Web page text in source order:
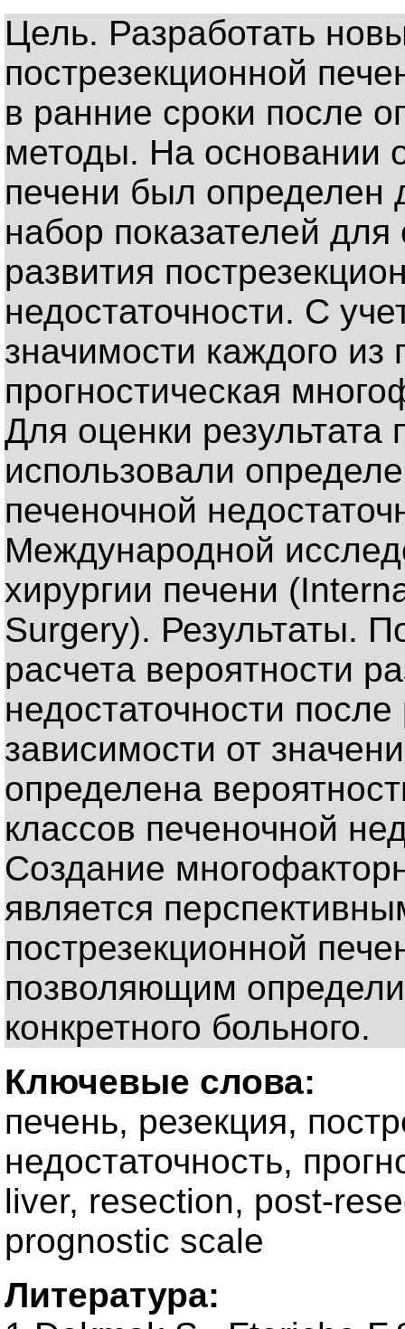
Цель. Разработать
пострезекционной
в ранние сроки после
методы. На основании
печени был определен
набор показателей
развития
недостаточности. С
значимости каждого из
прогностическая
Для оценки результата
использовали
печеночной
Международной
хирургии печени
Surgery). Результаты.
расчета вероятности
недостаточности
зависимости от
определена
классов печеночной
Создание
является
пострезекционной
позволяющим
конкретного больного.
Ключевые слова:
печень, резекция,
недостаточность,
liver, resection, post-
prognostic scale
Литература: